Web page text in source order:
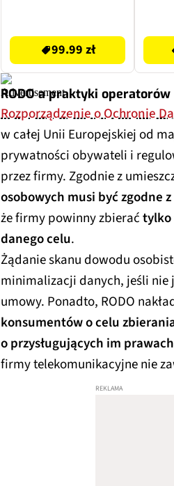
99.99 zł
RODO a praktyki operatorów
Rozporządzenie o Ochronie
w całej Unii Europejskiej od
prywatności obywateli i
przez firmy. Zgodnie z
osobowych musi być zgodne
że firmy powinny zbieraćtylko
danego celu.
Żądanie skanu dowodu
minimalizacji danych, jeśli nie
umowy. Ponadto, RODO
konsumentów o celu
o przysługujących im prawach
firmy telekomunikacyjne nie